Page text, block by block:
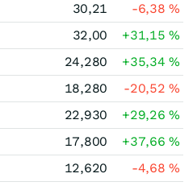
30,21 -6,38%
32,00 +31,15%
24,280 +35,34%
18,280 -20,52%
22,930 +29,26%
17,800 +37,66%
12,620 -4,68%